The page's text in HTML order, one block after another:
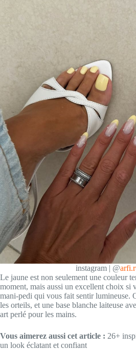
instagram | @
Le jaune est non seulement une couleur
moment, mais aussi un excellent choix si
mani-pedi qui vous fait sentir lumineuse.
les orteils, et une base blanche laiteuse
art perlé pour les mains.
Vous aimerez aussi cet article : 26+
un look éclatant et confiant